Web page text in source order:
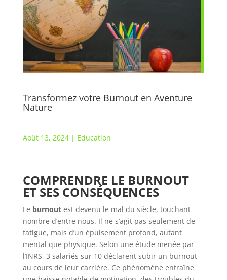
Transformez votre Burnout en Aventure
Nature
Août 13, 2024| Education
COMPRENDRE LE BURNOUT
ET SES CONSÉQUENCES
Le burnoutest devenu le mal du siècle, touchant
nombre d’entre nous. Il ne s’agit pas seulement de
fatigue, mais d’un épuisement profond, autant
mental que physique. Selon une étude menée par
l’INRS, 3 salariés sur 10 déclarent subir un burnout
au cours de leur carrière. Ce phénomène entraîne